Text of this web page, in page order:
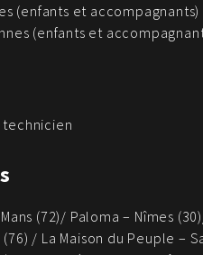
(enfants et accompagnants)
(enfants et
technicien
(72)/ Paloma – Nîmes
/ La Maison du Peuple –